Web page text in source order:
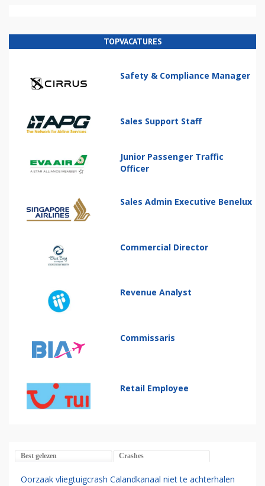
TOPVACATURES
Safety & Compliance Manager
Sales Support Staff
Junior Passenger Traffic
Officer
Sales Admin Executive Benelux
Commercial Director
Revenue Analyst
Commissaris
Retail Employee
Best gelezen Crashes
Oorzaak vliegtuigcrash Calandkanaal niet te achterhalen